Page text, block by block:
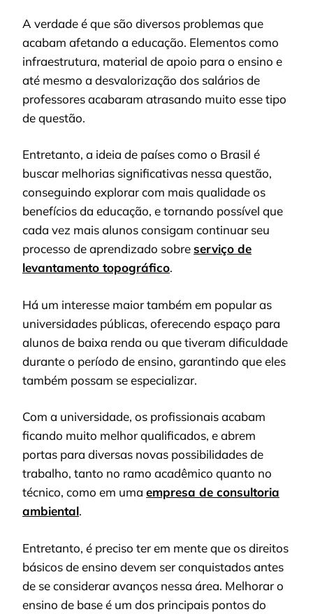
A verdade é que são diversos problemas que
acabam afetando a educação. Elementos como
infraestrutura, material de apoio para o ensino e
até mesmo a desvalorização dos salários de
professores acabaram atrasando muito esse tipo
de questão.
Entretanto, a ideia de países como o Brasil é
buscar melhorias significativas nessa questão,
conseguindo explorar com mais qualidade os
benefícios da educação, e tornando possível que
cada vez mais alunos consigam continuar seu
processo de aprendizado sobreserviço de
levantamento topográfico.
Há um interesse maior também em popular as
universidades públicas, oferecendo espaço para
alunos de baixa renda ou que tiveram dificuldade
durante o período de ensino, garantindo que eles
também possam se especializar.
Com a universidade, os profissionais acabam
ficando muito melhor qualificados, e abrem
portas para diversas novas possibilidades de
trabalho, tanto no ramo acadêmico quanto no
técnico, como em uma empresa de consultoria
ambiental.
Entretanto, é preciso ter em mente que os direitos
básicos de ensino devem ser conquistados antes
de se considerar avanços nessa área. Melhorar o
ensino de base é um dos principais pontos do